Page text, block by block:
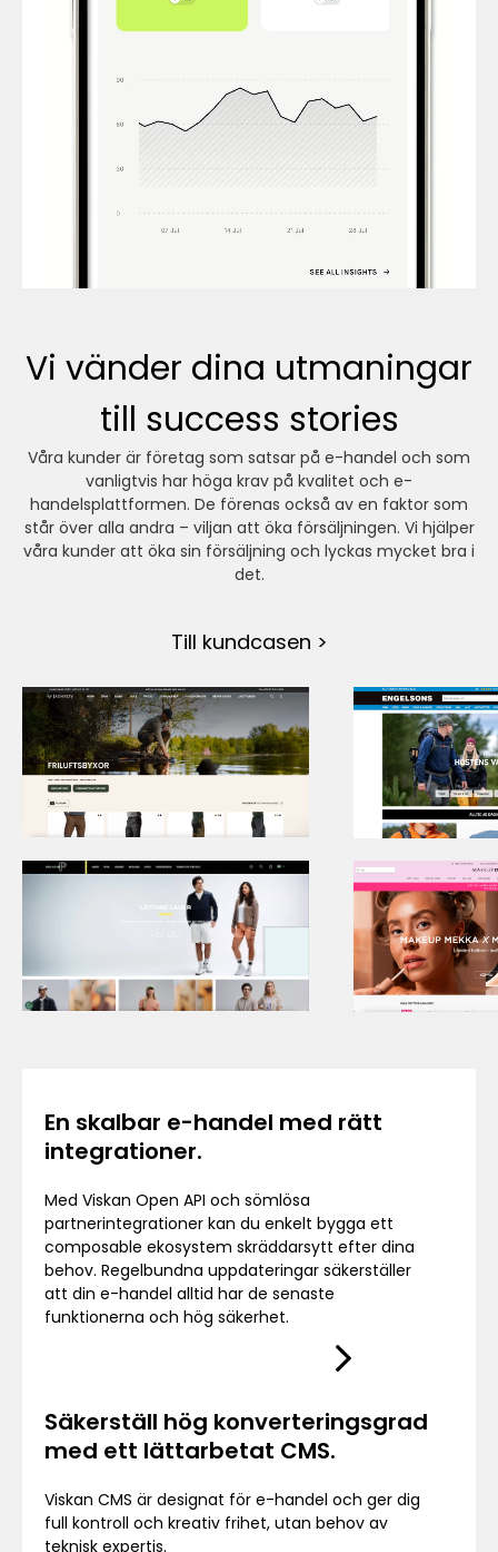
Vi vänder dina utmaningar
till success stories
Våra kunder är företag som satsar på e-handel och som
vanligtvis har höga krav på kvalitet och e-
handelsplattformen. De förenas också av en faktor som
står över alla andra – viljan att öka försäljningen. Vi hjälper
våra kunder att öka sin försäljning och lyckas mycket bra i
det.
Till kundcasen >
En skalbar e-handel med rätt
integrationer.
Med Viskan Open API och sömlösa
partnerintegrationer kan du enkelt bygga ett
composable ekosystem skräddarsytt efter dina
behov. Regelbundna uppdateringar säkerställer
att din e-handel alltid har de senaste
funktionerna och hög säkerhet.
Säkerställ hög konverteringsgrad
med ett lättarbetat CMS.
Viskan CMS är designat för e-handel och ger dig
full kontroll och kreativ frihet, utan behov av
teknisk expertis.